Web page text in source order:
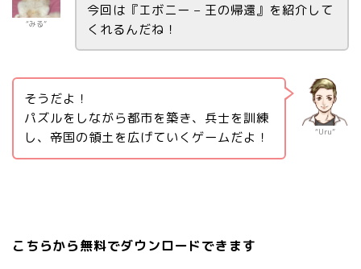
“みる”
今回は『エボニー – 王の帰還』を紹介して
くれるんだね！
“Uru”
そうだよ！
パズルをしながら都市を築き、兵士を訓練
し、帝国の領土を広げていくゲームだよ！
こちらから無料でダウンロードできます